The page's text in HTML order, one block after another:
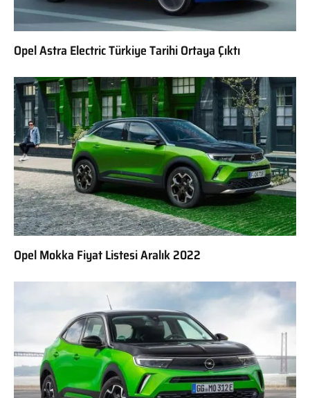
Opel Astra Electric Türkiye Tarihi Ortaya Çıktı
Opel Mokka Fiyat Listesi Aralık 2022